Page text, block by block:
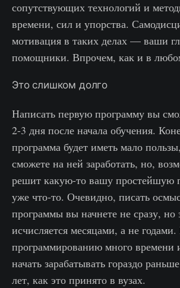
сопутствующих технологий и
времени, сил и упорства.
мотивация в таких делах — ваши
помощники. Впрочем, как и в
Это слишком долго
Написать первую программу вы
2-3 дня после начала обучения.
программа будет иметь мало
сможете на ней заработать, но,
решит какую-то вашу простейшую
уже что-то. Очевидно, писать
программы вы начнете не сразу, но
исчисляется месяцами, а не годами.
программированию много времени
начать зарабатывать гораздо
лет, как это принято в вузах.